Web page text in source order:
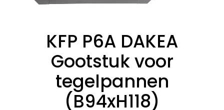
KFP P6A DAKEA
Gootstuk voor
tegelpannen
(B94xH118)